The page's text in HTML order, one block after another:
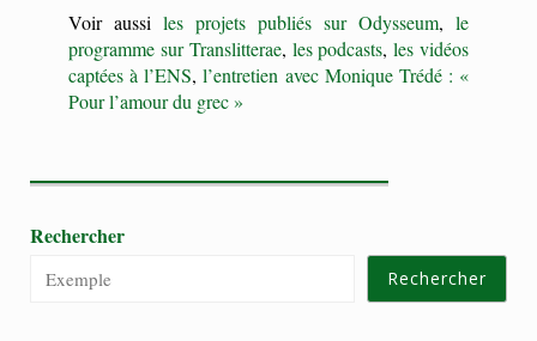
Voir aussi les projets publiés sur Odysseum,le
programme sur Translitterae, les podcasts,les vidéos
captées à l’ENS,l’entretien avec Monique Trédé : «
Pour l’amour du grec »
Rechercher
Rechercher